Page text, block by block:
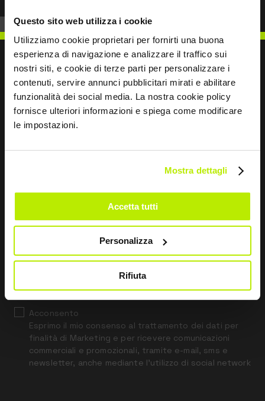
Questo sito web utilizza i cookie
Utilizziamo cookie proprietari per fornirti una buona
esperienza di navigazione e analizzare il traffico sui
nostri siti, e cookie di terze parti per personalizzare i
contenuti, servire annunci pubblicitari mirati e abilitare
funzionalità dei social media. La nostra cookie policy
fornisce ulteriori informazioni e spiega come modificare
le impostazioni.
Mostra dettagli
Accetta tutti
Personalizza
Rifiuta
SCRIVICI
field
*Ho letto l’Informativa Privacy
ai sensi dell’art. 13 Regolamento UE 679/16.
Acconsento
Esprimo il mio consenso al trattamento dei dati per
finalità di Marketing e per ricevere comunicazioni
commerciali e promozionali, tramite e-mail, sms e
newsletter, anche mediante l’utilizzo di social network